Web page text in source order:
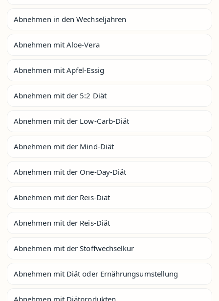
Abnehmen in den Wechseljahren
Abnehmen mit Aloe-Vera
Abnehmen mit Apfel-Essig
Abnehmen mit der 5:2 Diät
Abnehmen mit der Low-Carb-Diät
Abnehmen mit der Mind-Diät
Abnehmen mit der One-Day-Diät
Abnehmen mit der Reis-Diät
Abnehmen mit der Reis-Diät
Abnehmen mit der Stoffwechselkur
Abnehmen mit Diät oder Ernährungsumstellung
Abnehmen mit Diätprodukten